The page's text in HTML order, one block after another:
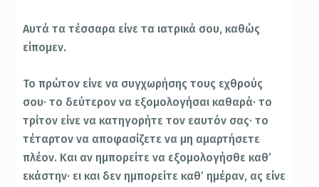
Αυτά τα τέσσαρα είνε τα ιατρικά σου, καθώς
είπομεν.
Το πρώτον είνε να συγχωρήσης τους εχθρούς
σου· το δεύτερον να εξομολογήσαι καθαρά· το
τρίτον είνε να κατηγορήτε τον εαυτόν σας· το
τέταρτον να αποφασίζετε να μη αμαρτήσετε
πλέον. Και αν ημπορείτε να εξομολογήσθε καθ’
εκάστην· ει και δεν ημπορείτε καθ’ ημέραν, ας είνε